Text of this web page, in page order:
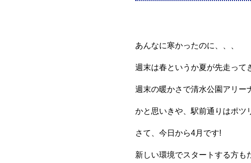
あんなに寒かったのに、、、
週末は春というか夏が先走って
週末の暖かさで清水公園アリー
かと思いきや、駅前通りはポツ
さて、今日から4月です!
新しい環境でスタートする方も